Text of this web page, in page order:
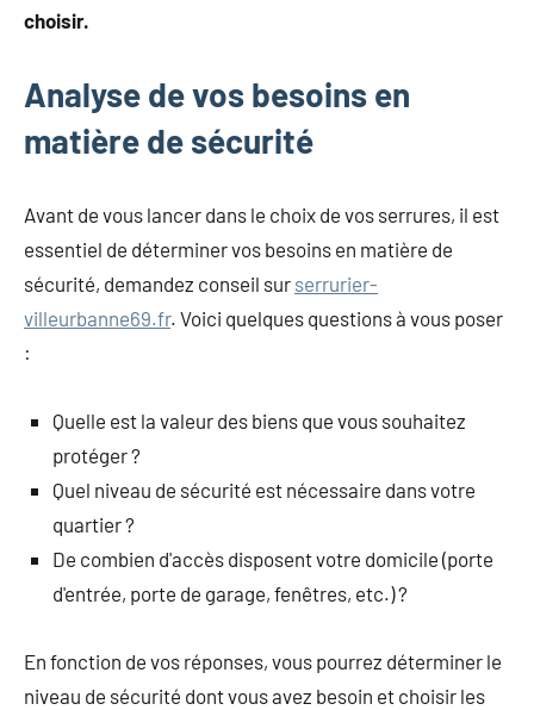
choisir.
Analyse de vos besoins en
matière de sécurité
Avant de vous lancer dans le choix de vos serrures, il est
essentiel de déterminer vos besoins en matière de
sécurité, demandez conseil sur serrurier-
villeurbanne69.fr. Voici quelques questions à vous poser
:
Quelle est la valeur des biens que vous souhaitez
protéger ?
Quel niveau de sécurité est nécessaire dans votre
quartier ?
De combien d'accès disposent votre domicile (porte
d'entrée, porte de garage, fenêtres, etc.) ?
En fonction de vos réponses, vous pourrez déterminer le
niveau de sécurité dont vous avez besoin et choisir les